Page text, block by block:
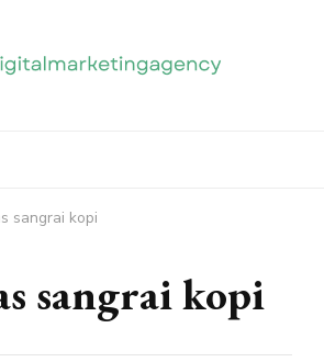
sangrai kopi
sangrai kopi